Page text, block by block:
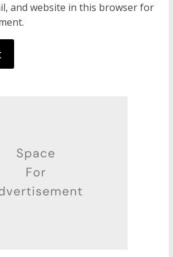
and website in this browser for